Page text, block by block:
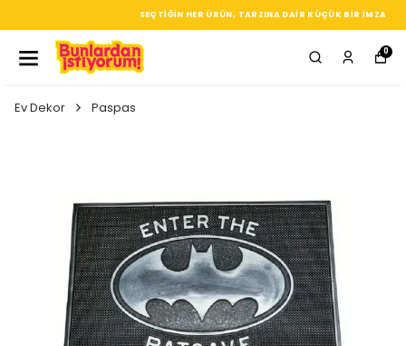
SEÇTIĞIN HER ÜRÜN, TARZINA DAIR KÜÇÜK BIR IMZA
0
Ev Dekor Paspas